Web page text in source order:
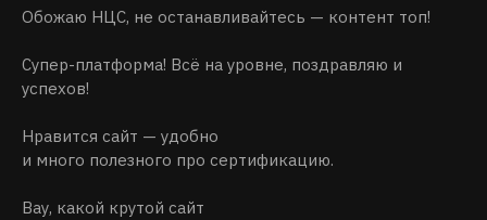
Обожаю НЦС, не останавливайтесь — контент топ!
Супер-платформа! Всё на уровне, поздравляю и
успехов!
Нравится сайт — удобно
и много полезного про сертификацию.
Вау, какой крутой сайт